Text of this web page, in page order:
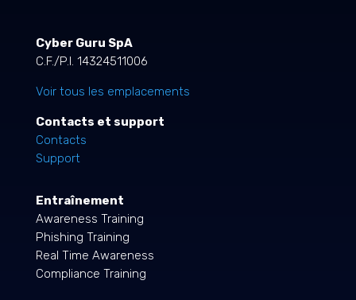
Cyber Guru SpA
C.F./P.I. 14324511006
Voir tous les emplacements
Contacts et support
Contacts
Support
Entraînement
Awareness Training
Phishing Training
Real Time Awareness
Compliance Training